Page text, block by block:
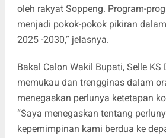
oleh rakyat Soppeng. Program-
menjadi pokok-pokok pikiran
2025 -2030,” jelasnya.
Bakal Calon Wakil Bupati, Selle KS
memukau dan trengginas dalam
menegaskan perlunya ketetapan
“Saya menegaskan tentang
kepemimpinan kami berdua ke